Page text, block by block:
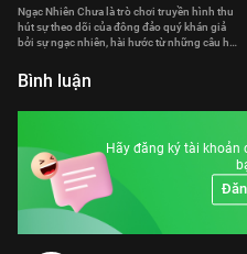
Ngạc Nhiên Chưa là trò chơi truyền hình thu
hút sự theo dõi của đông đảo quý khán giả
bởi sự ngạc nhiên, hài hước từ những câu hỏi
Bình luận
Hãy đăng ký tài khoản